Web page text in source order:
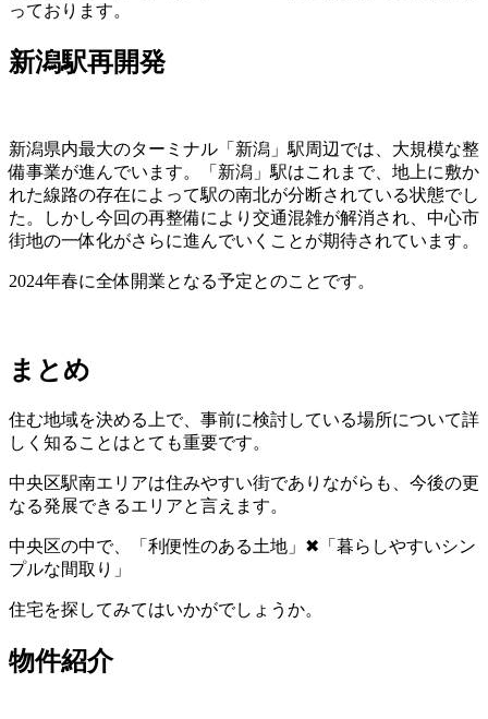
っております。
新潟駅再開発
新潟県内最大のターミナル「新潟」駅周辺では、大規模な整
備事業が進んでいます。「新潟」駅はこれまで、地上に敷か
れた線路の存在によって駅の南北が分断されている状態でし
た。しかし今回の再整備により交通混雑が解消され、中心市
街地の一体化がさらに進んでいくことが期待されています。
2024年春に全体開業となる予定とのことです。
まとめ
住む地域を決める上で、事前に検討している場所について詳
しく知ることはとても重要です。
中央区駅南エリアは住みやすい街でありながらも、今後の更
なる発展できるエリアと言えます。
中央区の中で、「利便性のある土地」✖︎「暮らしやすいシン
プルな間取り」
住宅を探してみてはいかがでしょうか。
物件紹介